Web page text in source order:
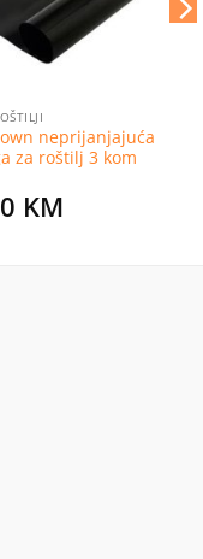
neprijanjajuća
za roštilj 3 kom
KM